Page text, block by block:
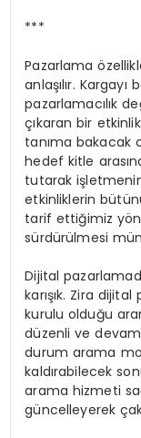
***
Pazarlama
anlaşılır.
pazarlamacılık
çıkaran bir
tanıma bakacak
hedef kitle
tutarak
etkinliklerin
tarif ettiğimiz
sürdürülmesi
Dijital
karışık. Zira
kurulu olduğu
düzenli ve
durum arama
kaldırabilecek
arama hizmeti
güncelleyerek